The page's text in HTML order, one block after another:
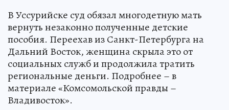
В Уссурийске суд обязал многодетную мать
вернуть незаконно полученные детские
пособия. Переехав из Санкт-Петербурга на
Дальний Восток, женщина скрыла это от
социальных служб и продолжила тратить
региональные деньги. Подробнее – в
материале «Комсомольской правды –
Владивосток».